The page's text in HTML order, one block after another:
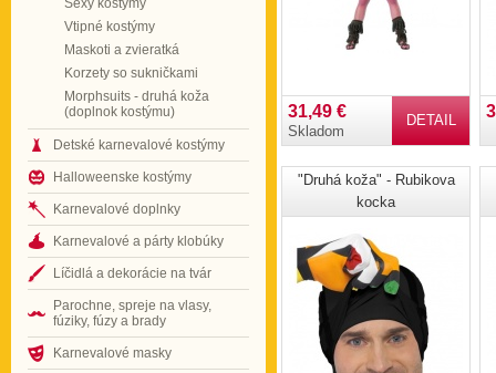
Sexy kostýmy
Vtipné kostýmy
Maskoti a zvieratká
Korzety so sukničkami
Morphsuits - druhá koža
(doplnok kostýmu)
Detské karnevalové kostýmy
Halloweenske kostýmy
Karnevalové doplnky
Karnevalové a párty klobúky
Líčidlá a dekorácie na tvár
Parochne, spreje na vlasy,
fúziky, fúzy a brady
Karnevalové masky
DETAIL
31,49 €
Skladom
"Druhá koža" - Rubikova
kocka